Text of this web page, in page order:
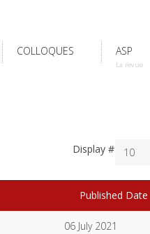
COLLOQUES ASP
La revue
Display #
Published Date
06 July 2021